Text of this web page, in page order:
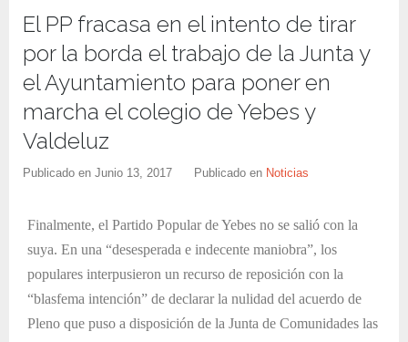
El PP fracasa en el intento de tirar
por la borda el trabajo de la Junta y
el Ayuntamiento para poner en
marcha el colegio de Yebes y
Valdeluz
Publicado en Junio 13, 2017 Publicado en Noticias
Finalmente, el Partido Popular de Yebes no se salió con la
suya. En una “desesperada e indecente maniobra”, los
populares interpusieron un recurso de reposición con la
“blasfema intención” de declarar la nulidad del acuerdo de
Pleno que puso a disposición de la Junta de Comunidades las